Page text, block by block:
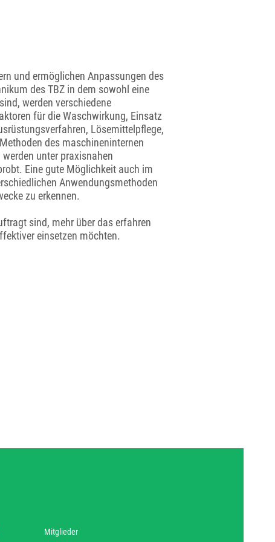
und ermöglichen Anpassungen des
des TBZ in dem sowohl eine
werden verschiedene
für die Waschwirkung, Einsatz
Lösemittelpflege,
des maschineninternen
unter praxisnahen
Eine gute Möglichkeit auch im
Anwendungsmethoden
zu erkennen.
sind, mehr über das erfahren
einsetzen möchten.
Mitglieder